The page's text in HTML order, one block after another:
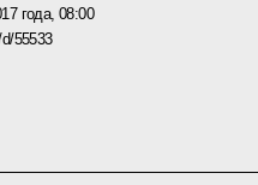
года, 08:00
55533